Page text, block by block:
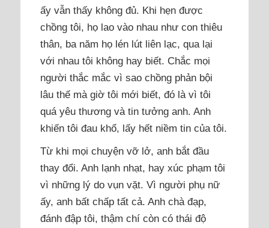
ấy vẫn thấy không đủ. Khi hẹn được
chồng tôi, họ lao vào nhau như con thiêu
thân, ba năm họ lén lút liên lạc, qua lại
với nhau tôi không hay biết. Chắc mọi
người thắc mắc vì sao chồng phản bội
lâu thế mà giờ tôi mới biết, đó là vì tôi
quá yêu thương và tin tưởng anh. Anh
khiến tôi đau khổ, lấy hết niềm tin của tôi.
Từ khi mọi chuyện vỡ lở, anh bắt đầu
thay đổi. Anh lạnh nhạt, hay xúc phạm tôi
vì những lý do vụn vặt. Vì người phụ nữ
ấy, anh bất chấp tất cả. Anh chà đạp,
đánh đập tôi, thậm chí còn có thái độ